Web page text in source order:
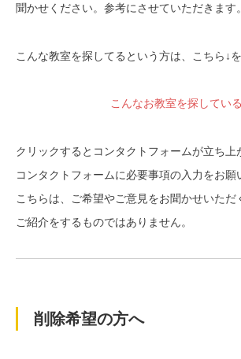
聞かせください。参考にさせていただきます。
こんな教室を探してるという方は、こちら↓
こんなお教室を探している
クリックするとコンタクトフォームが立ち上
コンタクトフォームに必要事項の入力をお願
こちらは、ご希望やご意見をお聞かせいただ
ご紹介をするものではありません。
削除希望の方へ